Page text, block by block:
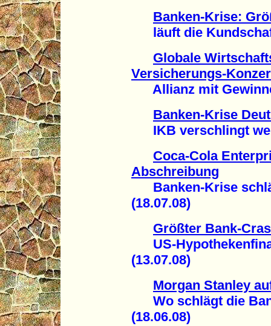
Banken-Krise:
läuft die
Globale
Versicherungs-
Allianz mit
Banken-Krise
IKB verschlingt
Coca-Cola
Abschreibung
Banken-Krise
(18.07.08)
Größter Bank-
US-
(13.07.08)
Morgan Stanley
Wo schlägt die
(18.06.08)